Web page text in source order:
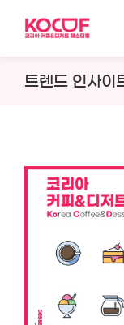
content
트렌드 인사이